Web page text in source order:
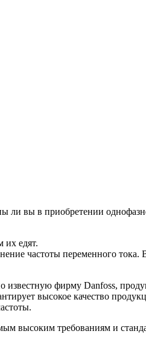
ли вы в приобретении
их едят.
частоты переменного
фирму Danfoss,
высокое качество
высоким требованиям и